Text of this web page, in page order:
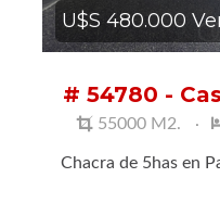
U$S 480.000
# 54780 -
55000 M2.
Chacra de 5has en